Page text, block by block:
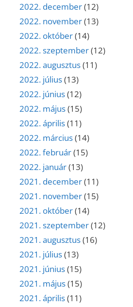
2022. december(12)
2022. november(13)
2022. október(14)
2022. szeptember(12)
2022. augusztus(11)
2022. július(13)
2022. június(12)
2022. május(15)
2022. április(11)
2022. március(14)
2022. február(15)
2022. január(13)
2021. december(11)
2021. november(15)
2021. október(14)
2021. szeptember(12)
2021. augusztus(16)
2021. július(13)
2021. június(15)
2021. május(15)
2021. április(11)